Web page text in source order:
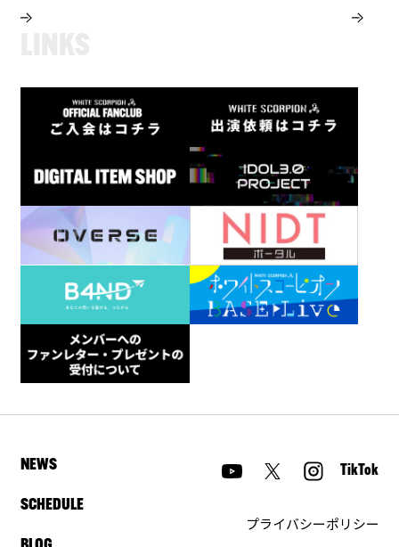
NEWS
SCHEDULE
TikTok
プライバシーポリシー